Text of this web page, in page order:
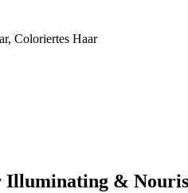
Coloriertes Haar
Illuminating &